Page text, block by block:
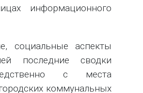
информационного
социальные аспекты
последние сводки
с места
коммунальных